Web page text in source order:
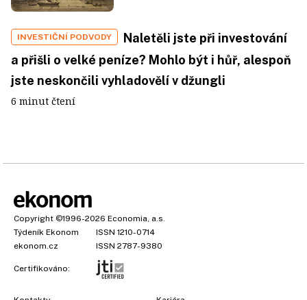
INVESTIČNÍ PODVODY
Naletěli jste při investování
a přišli o velké peníze? Mohlo být i hůř, alespoň
jste neskončili vyhladovělí v džungli
6 minut čtení
Copyright ©1996-2026 Economia, a.s.
Týdeník Ekonom
ISSN 1210-0714
ekonom.cz
ISSN 2787-9380
Certifikováno: